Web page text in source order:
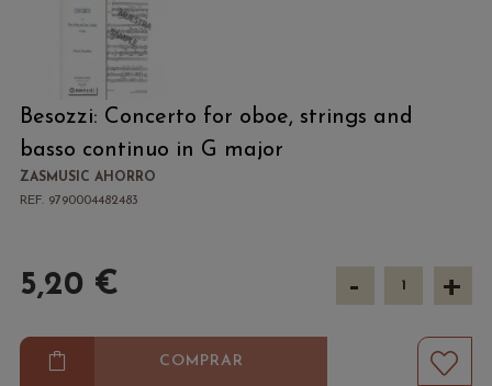
Besozzi: Concerto for oboe, strings and
basso continuo in G major
ZASMUSIC AHORRO
REF. 9790004482483
5,20 € - +
COMPRAR